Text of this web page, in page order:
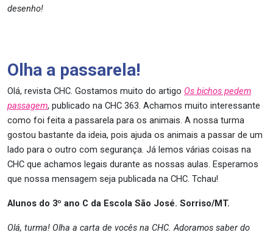
desenho!
Olha a passarela!
Olá, revista CHC. Gostamos muito do artigo Os bichos pedem
passagem, publicado na CHC 363. Achamos muito interessante
como foi feita a passarela para os animais. A nossa turma
gostou bastante da ideia, pois ajuda os animais a passar de um
lado para o outro com segurança. Já lemos várias coisas na
CHC que achamos legais durante as nossas aulas. Esperamos
que nossa mensagem seja publicada na CHC. Tchau!
Alunos do 3º ano C da Escola São José. Sorriso/MT.
Olá, turma! Olha a carta de vocês na CHC. Adoramos saber do